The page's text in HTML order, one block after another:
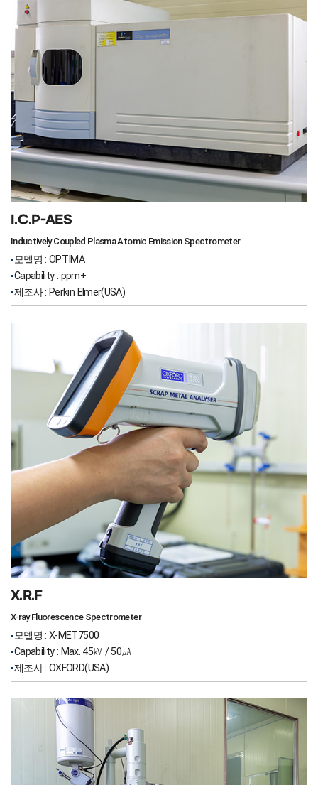
I.C.P-AES
Inductively Coupled Plasma Atomic Emission Spectrometer
모델명 : OPTIMA
Capability : ppm+
제조사 : Perkin Elmer(USA)
X.R.F
X-ray Fluorescence Spectrometer
모델명 : X-MET7500
Capability : Max. 45㎸ / 50㎂
제조사 : OXFORD(USA)